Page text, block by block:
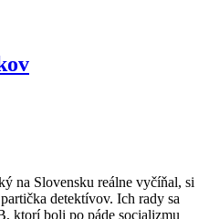
na Slovensku reálne vyčíňal, si
detektívov. Ich rady sa
ktorí boli po páde socializmu